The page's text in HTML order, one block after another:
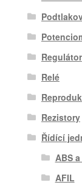
Relé
Rezistory
Řídící
ABS a
AFIL